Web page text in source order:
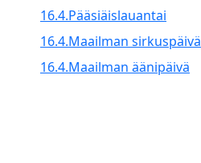
16.4.Pääsiäislauantai
16.4.Maailman sirkuspäivä
16.4.Maailman äänipäivä